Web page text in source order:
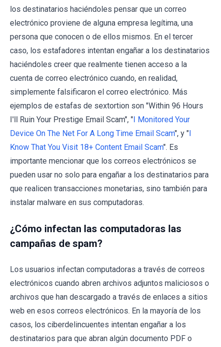
los destinatarios haciéndoles pensar que un correo
electrónico proviene de alguna empresa legítima, una
persona que conocen o de ellos mismos. En el tercer
caso, los estafadores intentan engañar a los destinatarios
haciéndoles creer que realmente tienen acceso a la
cuenta de correo electrónico cuando, en realidad,
simplemente falsificaron el correo electrónico. Más
ejemplos de estafas de sextortion son "Within 96 Hours
I'll Ruin Your Prestige Email Scam", " I Monitored Your
Device On The Net For A Long Time Email Scam", y "
Know That You Visit 18+ Content Email Scam". Es
importante mencionar que los correos electrónicos se
pueden usar no solo para engañar a los destinatarios para
que realicen transacciones monetarias, sino también para
instalar malware en sus computadoras.
¿Cómo infectan las computadoras las
campañas de spam?
Los usuarios infectan computadoras a través de correos
electrónicos cuando abren archivos adjuntos maliciosos o
archivos que han descargado a través de enlaces a sitios
web en esos correos electrónicos. En la mayoría de los
casos, los ciberdelincuentes intentan engañar a los
destinatarios para que abran algún documento PDF o